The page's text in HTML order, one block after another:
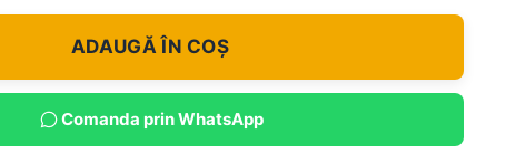
ADAUGĂ ÎN COȘ
Comanda prin WhatsApp